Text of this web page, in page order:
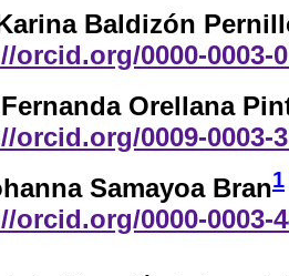
Baldizón
orcid.org/0000-0003-
Orellana
orcid.org/0009-0003-
Samayoa Bran1
orcid.org/0000-0003-